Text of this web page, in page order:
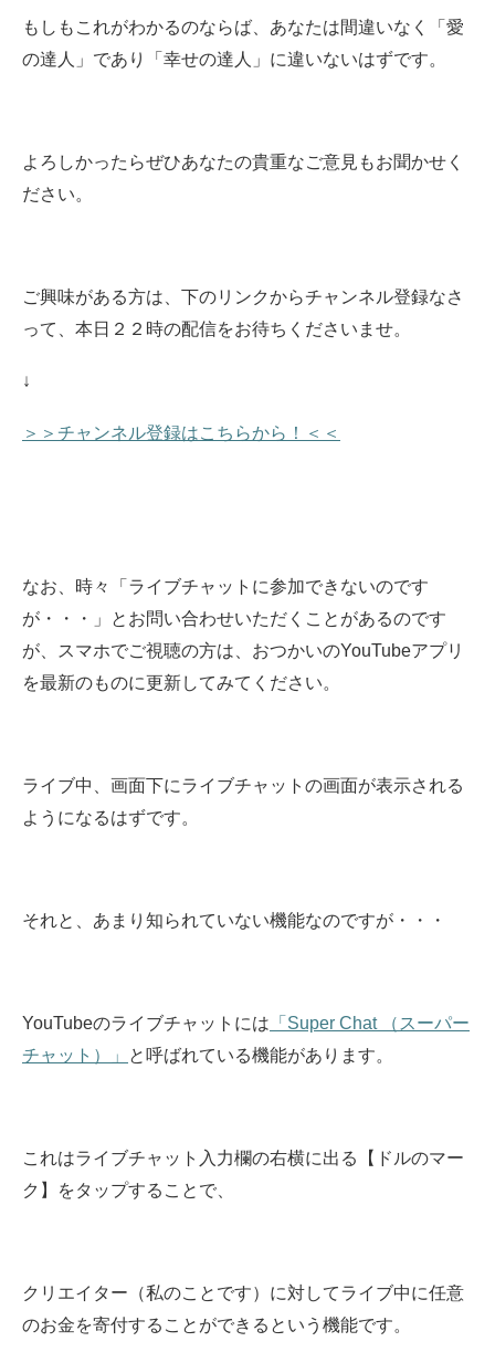
もしもこれがわかるのならば、あなたは間違いなく「愛
の達人」であり「幸せの達人」に違いないはずです。
よろしかったらぜひあなたの貴重なご意見もお聞かせく
ださい。
ご興味がある方は、下のリンクからチャンネル登録なさ
って、本日２２時の配信をお待ちくださいませ。
↓
＞＞チャンネル登録はこちらから！＜＜
なお、時々「ライブチャットに参加できないのです
が・・・」とお問い合わせいただくことがあるのです
が、スマホでご視聴の方は、おつかいのYouTubeアプリ
を最新のものに更新してみてください。
ライブ中、画面下にライブチャットの画面が表示される
ようになるはずです。
それと、あまり知られていない機能なのですが・・・
YouTubeのライブチャットには 「Super Chat （スーパー
チャット）」
と呼ばれている機能があります。
これはライブチャット入力欄の右横に出る【ドルのマー
ク】をタップすることで、
クリエイター（私のことです）に対してライブ中に任意
のお金を寄付することができるという機能です。